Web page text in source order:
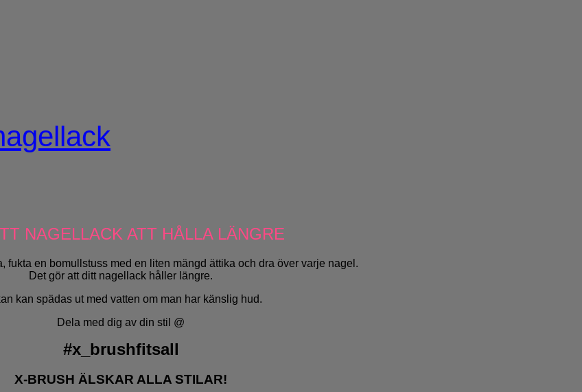
NAGELLACK ATT HÅLLA LÄNGRE
fukta en bomullstuss med en liten mängd ättika och dra över varje nagel.
Det gör att ditt nagellack håller längre.
kan spädas ut med vatten om man har känslig hud.
Dela med dig av din stil @
#x_brushfitsall
X-BRUSH ÄLSKAR ALLA STILAR!